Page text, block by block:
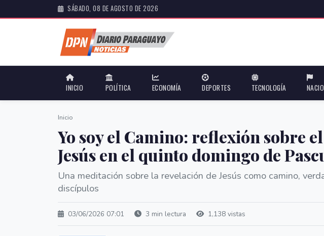
SÁBADO, 08 DE AGOSTO DE 2026
INICIO POLÍTICA ECONOMÍA DEPORTES TECNOLOGÍA
Inicio
Yo soy el Camino: reflexión sobre
Jesús en el quinto domingo de
Una meditación sobre la revelación de Jesús como camino,
discípulos
03/06/2026 07:01 3 min lectura 1,138 vistas